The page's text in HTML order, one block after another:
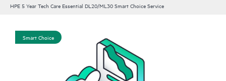
HPE 5 Year Tech Care Essential DL20/ML30 Smart Choice Service
Smart Choice